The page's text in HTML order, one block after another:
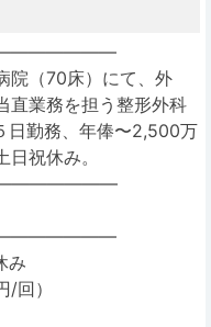
院（70床）にて、外
直業務を担う整形外科
日勤務、年俸〜2,500万
祝休み。
み
回）